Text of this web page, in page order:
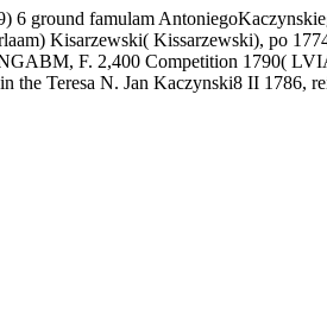
6 ground famulam
Kisarzewski( Kissarzewski), po
F. 2,400 Competition 1790(
Teresa N. Jan Kaczynski8 II 1786,